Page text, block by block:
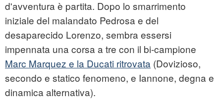
d'avventura è partita. Dopo lo smarrimento
iniziale del malandato Pedrosa e del
desaparecido Lorenzo, sembra essersi
impennata una corsa a tre con il bi-campione
Marc Marquez e la Ducati ritrovata (Dovizioso,
secondo e statico fenomeno, e Iannone, degna e
dinamica alternativa).